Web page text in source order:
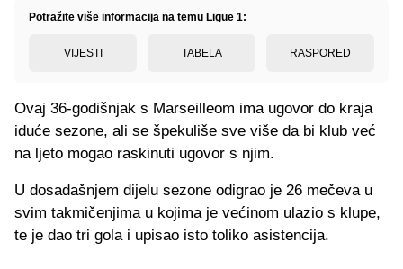
Potražite više informacija na temu Ligue 1:
VIJESTI TABELA RASPORED
Ovaj 36-godišnjak s Marseilleom ima ugovor do kraja
iduće sezone, ali se špekuliše sve više da bi klub već
na ljeto mogao raskinuti ugovor s njim.
U dosadašnjem dijelu sezone odigrao je 26 mečeva u
svim takmičenjima u kojima je većinom ulazio s klupe,
te je dao tri gola i upisao isto toliko asistencija.